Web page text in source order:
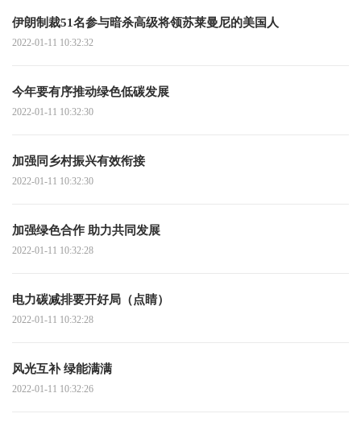
伊朗制裁51名参与暗杀高级将领苏莱曼尼的美国人
2022-01-11 10:32:32
今年要有序推动绿色低碳发展
2022-01-11 10:32:30
加强同乡村振兴有效衔接
2022-01-11 10:32:30
加强绿色合作 助力共同发展
2022-01-11 10:32:28
电力碳减排要开好局（点睛）
2022-01-11 10:32:28
风光互补 绿能满满
2022-01-11 10:32:26